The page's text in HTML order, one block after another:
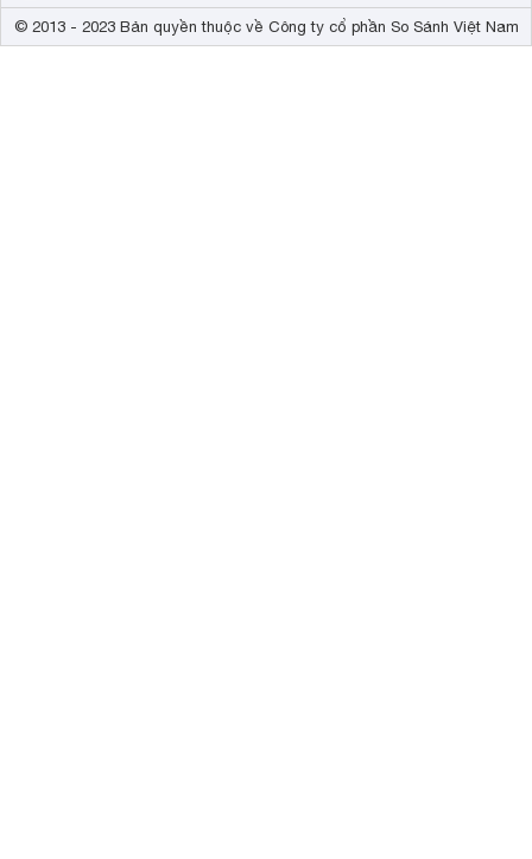
© 2013 - 2023 Bản quyền thuộc về Công ty cổ phần So Sánh Việt Nam